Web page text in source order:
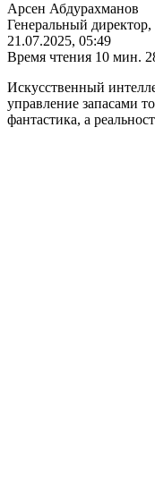
Арсен Абдурахманов
Генеральный
21.07.2025, 05:49
Время чтения 10 мин.
Искусственный
управление запасами
фантастика, а